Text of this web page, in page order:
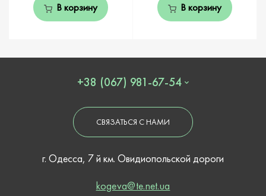
В корзину В корзину
+38 (067) 981-67-54
СВЯЗАТЬСЯ С НАМИ
г. Одесса, 7 й км. Овидиопольской дороги
kogeva@te.net.ua